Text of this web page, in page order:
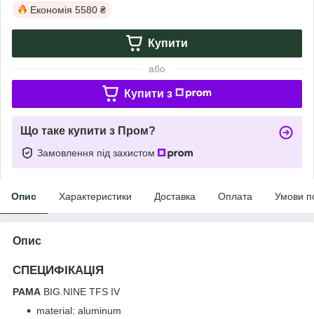
Економія 5580 ₴
Купити
або
Купити з
Що таке купити з Пром?
Замовлення під захистом
Опис Характеристики Доставка Оплата Умови
Опис
СПЕЦИФІКАЦІЯ
РАМА BIG.NINE TFS IV
material: aluminum